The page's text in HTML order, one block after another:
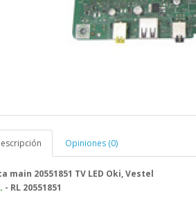
Opiniones (0)
main 20551851 TV LED Oki, Vestel
- RL 20551851